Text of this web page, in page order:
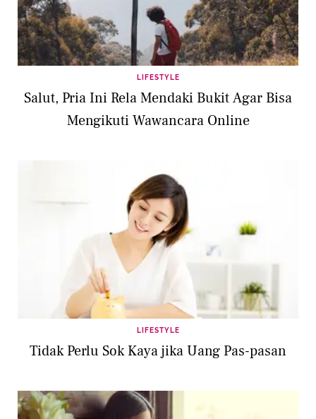
LIFESTYLE
Salut, Pria Ini Rela Mendaki Bukit Agar Bisa
Mengikuti Wawancara Online
LIFESTYLE
Tidak Perlu Sok Kaya jika Uang Pas-pasan